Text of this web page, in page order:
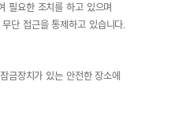
필요한 조치를 하고 있으며
단 접근을 통제하고 있습니다.
금장치가 있는 안전한 장소에